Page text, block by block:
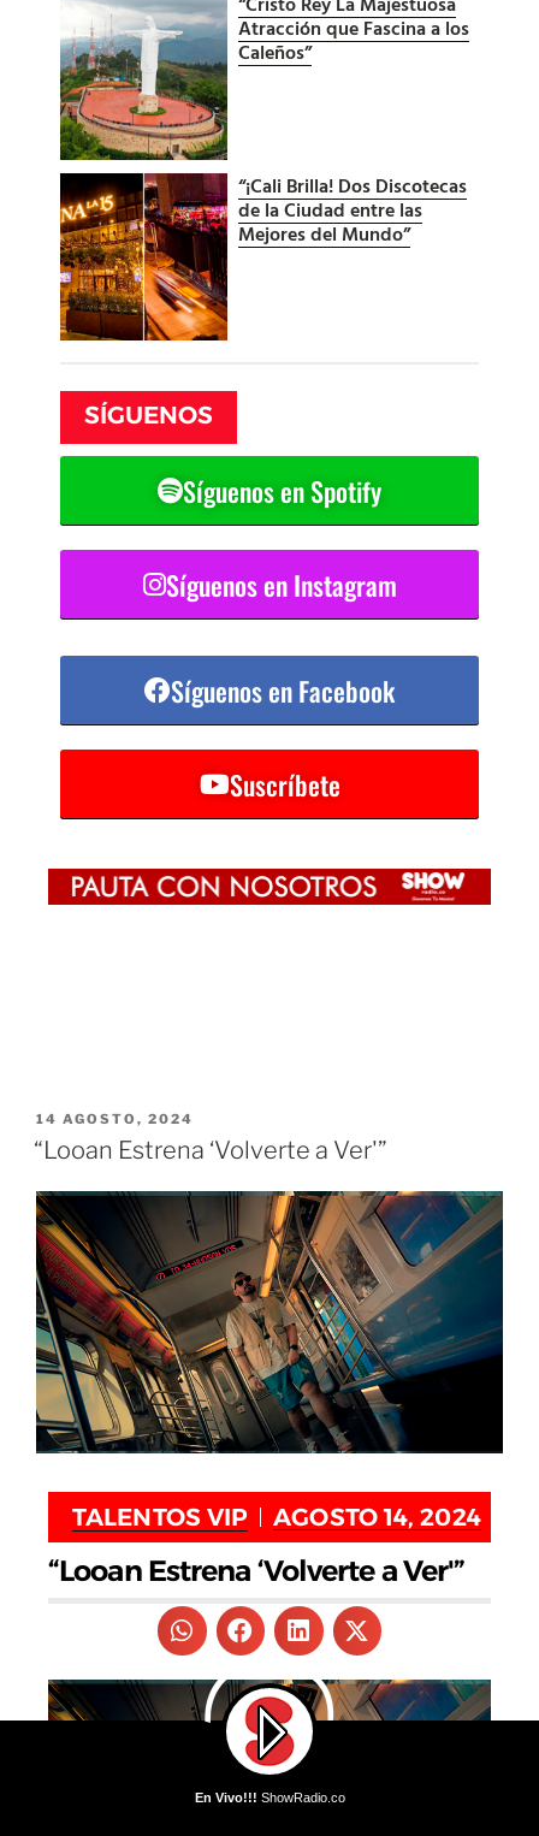
Atracción que Fascina a los
Caleños”
“¡Cali Brilla! Dos Discotecas
de la Ciudad entre las
Mejores del Mundo”
SÍGUENOS
Síguenos en Spotify
Síguenos en Instagram
Síguenos en Facebook
Suscríbete
14 AGOSTO, 2024
“Looan Estrena ‘Volverte a Ver'”
TALENTOS VIP AGOSTO 14, 2024
“Looan Estrena ‘Volverte a Ver'”
En Vivo!!! ShowRadio.co